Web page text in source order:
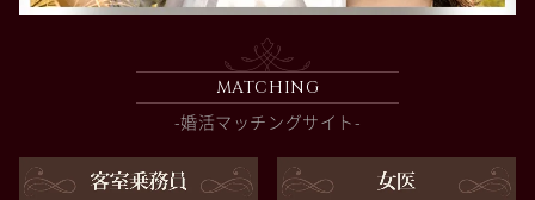
MATCHING
-婚活マッチングサイト-